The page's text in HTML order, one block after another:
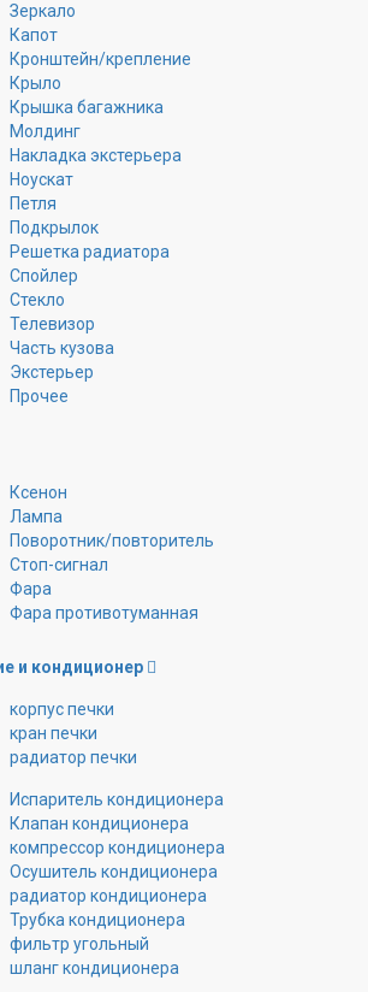
Зеркало
Капот
Кронштейн/крепление
Крыло
Крышка багажника
Молдинг
Накладка экстерьера
Ноускат
Петля
Подкрылок
Решетка радиатора
Спойлер
Стекло
Телевизор
Часть кузова
Экстерьер
Прочее
Ксенон
Лампа
Поворотник/повторитель
Стоп-сигнал
Фара
Фара противотуманная
и кондиционер
корпус печки
кран печки
радиатор печки
Испаритель кондиционера
Клапан кондиционера
компрессор кондиционера
Осушитель кондиционера
радиатор кондиционера
Трубка кондиционера
фильтр угольный
шланг кондиционера